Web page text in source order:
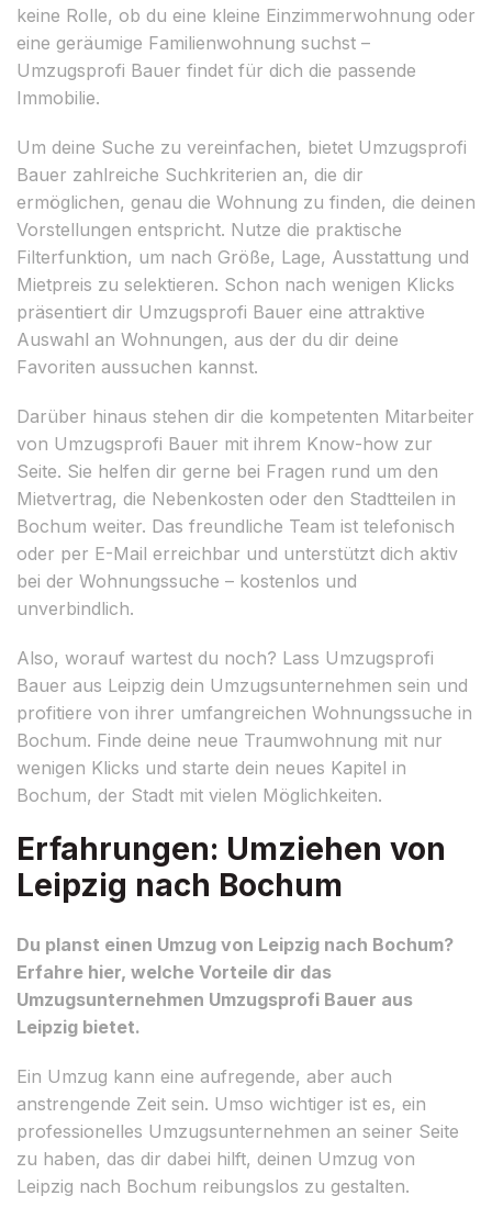
keine Rolle, ob du eine kleine Einzimmerwohnung oder
eine geräumige Familienwohnung suchst –
Umzugsprofi Bauer findet für dich die passende
Immobilie.
Um deine Suche zu vereinfachen, bietet Umzugsprofi
Bauer zahlreiche Suchkriterien an, die dir
ermöglichen, genau die Wohnung zu finden, die deinen
Vorstellungen entspricht. Nutze die praktische
Filterfunktion, um nach Größe, Lage, Ausstattung und
Mietpreis zu selektieren. Schon nach wenigen Klicks
präsentiert dir Umzugsprofi Bauer eine attraktive
Auswahl an Wohnungen, aus der du dir deine
Favoriten aussuchen kannst.
Darüber hinaus stehen dir die kompetenten Mitarbeiter
von Umzugsprofi Bauer mit ihrem Know-how zur
Seite. Sie helfen dir gerne bei Fragen rund um den
Mietvertrag, die Nebenkosten oder den Stadtteilen in
Bochum weiter. Das freundliche Team ist telefonisch
oder per E-Mail erreichbar und unterstützt dich aktiv
bei der Wohnungssuche – kostenlos und
unverbindlich.
Also, worauf wartest du noch? Lass Umzugsprofi
Bauer aus Leipzig dein Umzugsunternehmen sein und
profitiere von ihrer umfangreichen Wohnungssuche in
Bochum. Finde deine neue Traumwohnung mit nur
wenigen Klicks und starte dein neues Kapitel in
Bochum, der Stadt mit vielen Möglichkeiten.
Erfahrungen: Umziehen von
Leipzig nach Bochum
Du planst einen Umzug von Leipzig nach Bochum?
Erfahre hier, welche Vorteile dir das
Umzugsunternehmen Umzugsprofi Bauer aus
Leipzig bietet.
Ein Umzug kann eine aufregende, aber auch
anstrengende Zeit sein. Umso wichtiger ist es, ein
professionelles Umzugsunternehmen an seiner Seite
zu haben, das dir dabei hilft, deinen Umzug von
Leipzig nach Bochum reibungslos zu gestalten.